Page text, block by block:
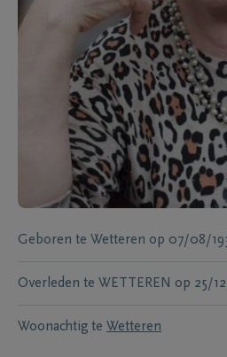
Geboren te Wetteren op 07/08/
Overleden te WETTEREN op 25/
Woonachtig te Wetteren